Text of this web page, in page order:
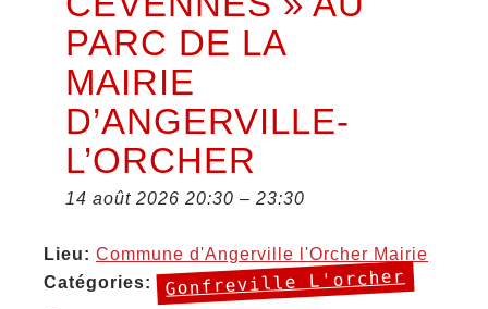
PARC DE LA
MAIRIE
D’ANGERVILLE-
L’ORCHER
14 août 2026 20:30 – 23:30
Lieu: Commune d'Angerville l'Orcher Mairie
Catégories:
Gonfreville L'orcher